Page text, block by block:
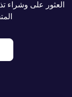
العثور على وشراء